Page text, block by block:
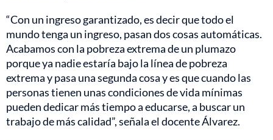
“Con un ingreso garantizado, es decir que todo el
mundo tenga un ingreso, pasan dos cosas automáticas.
Acabamos con la pobreza extrema de un plumazo
porque ya nadie estaría bajo la línea de pobreza
extrema y pasa una segunda cosa y es que cuando las
personas tienen unas condiciones de vida mínimas
pueden dedicar más tiempo a educarse, a buscar un
trabajo de más calidad”, señala el docente Álvarez.